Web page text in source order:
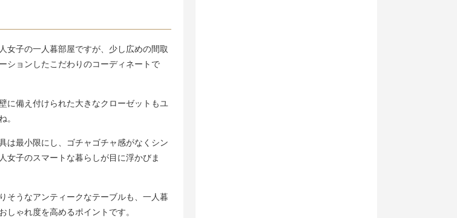
女子の一人暮部屋ですが、少し広めの間取
ションしたこだわりのコーディネートで
に備え付けられた大きなクローゼットもユ
。
は最小限にし、ゴチャゴチャ感がなくシン
女子のスマートな暮らしが目に浮かびま
そうなアンティークなテーブルも、一人暮
しゃれ度を高めるポイントです。